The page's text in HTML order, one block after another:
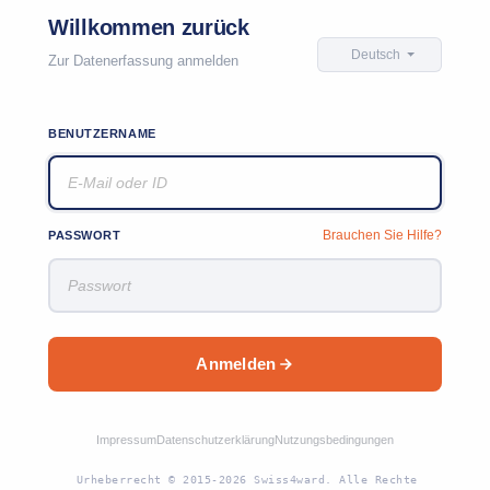
Willkommen zurück
Zur Datenerfassung anmelden Deutsch
BENUTZERNAME
PASSWORT Brauchen Sie Hilfe?
Anmelden
ImpressumDatenschutzerklärungNutzungsbedingungen
Urheberrecht © 2015-2026 Swiss4ward. Alle Rechte